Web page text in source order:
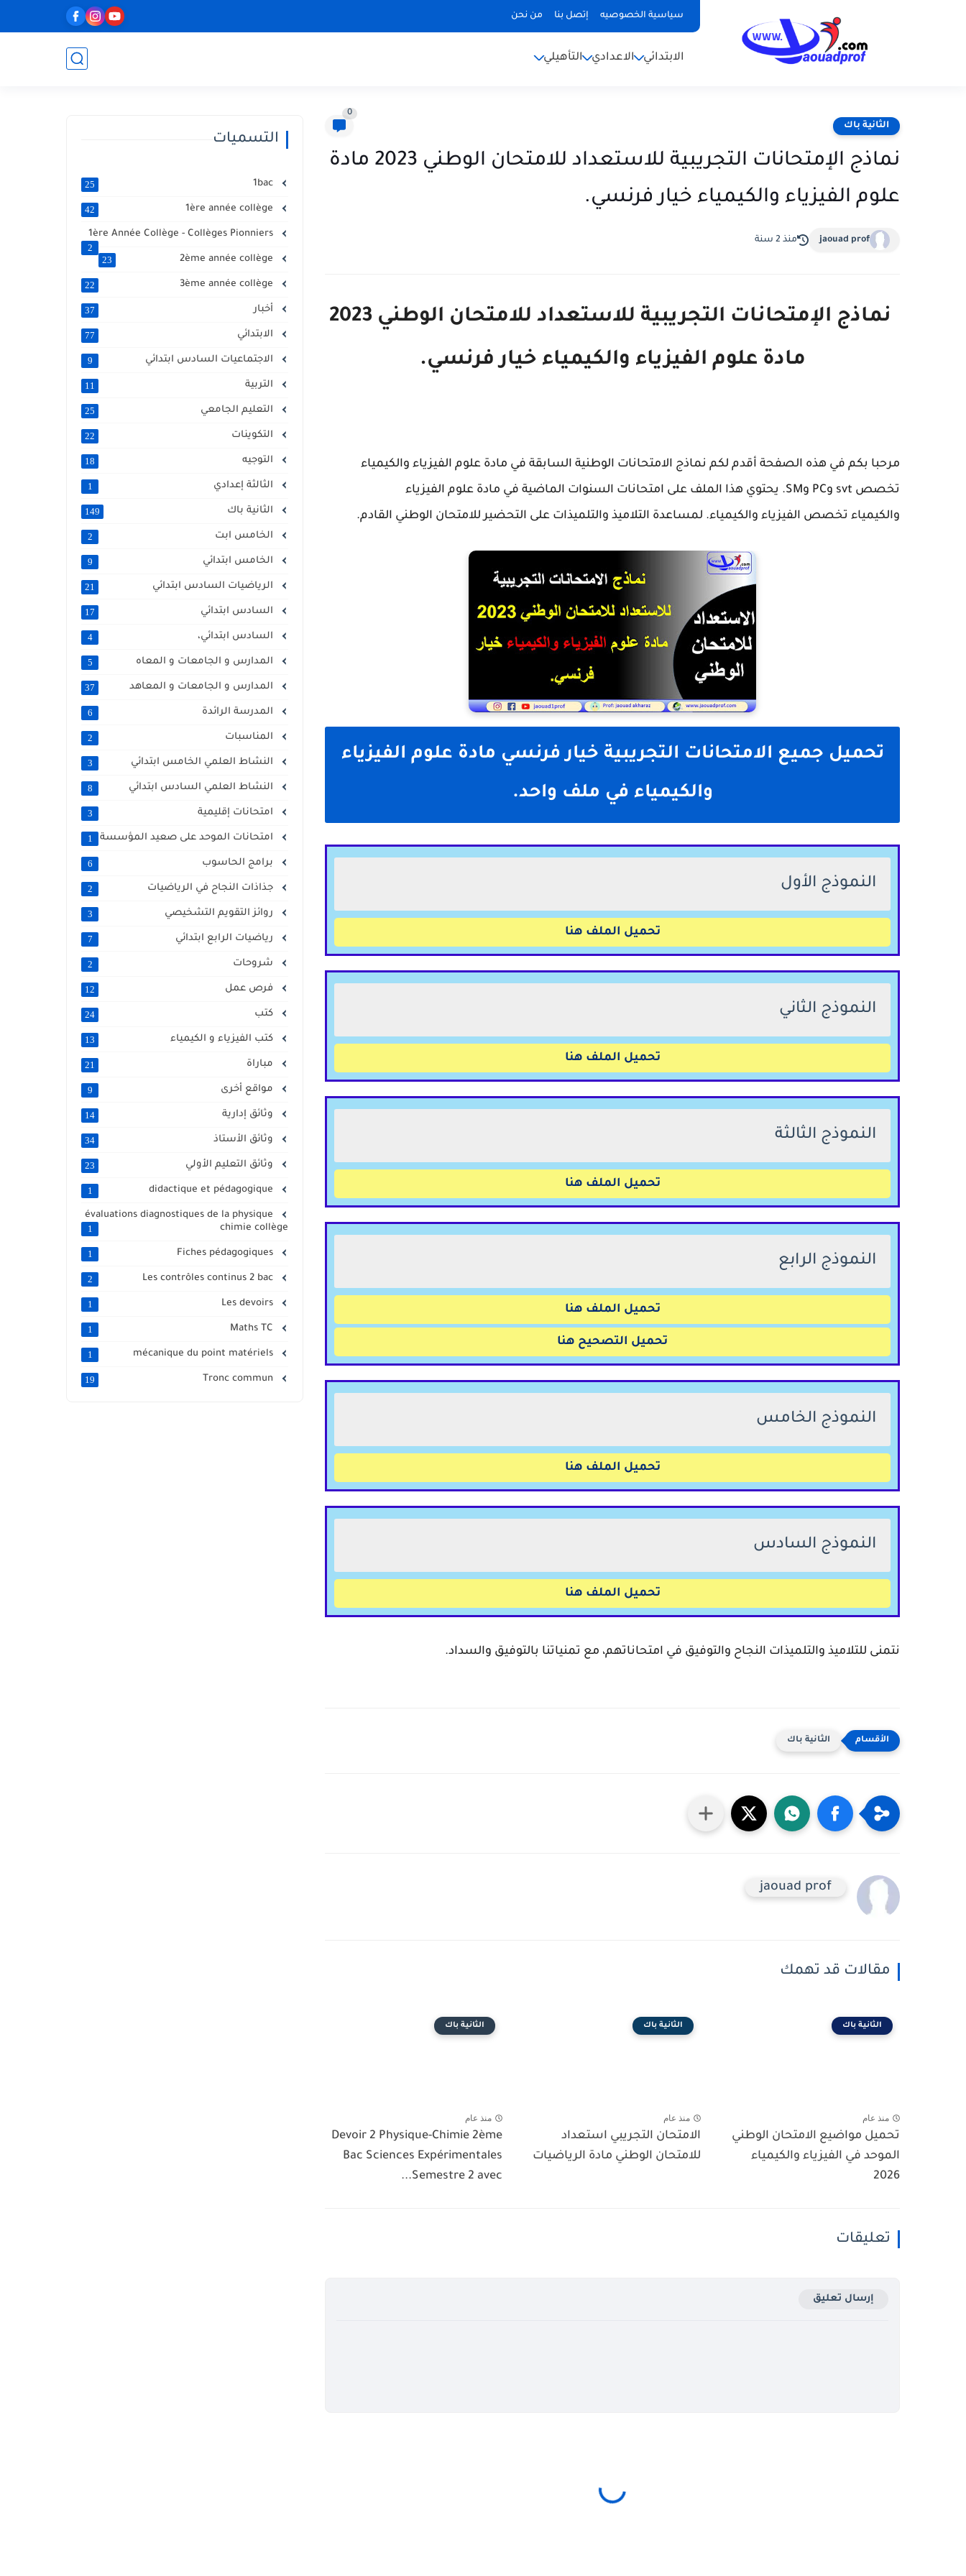
سياسية الخصوصيه إتصل بنا من نحن
الابتدائي الاعدادي التأهيلي
الثانية باك
0
نماذج الإمتحانات التجريبية للاستعداد للامتحان الوطني 2023 مادة
علوم الفيزياء والكيمياء خيار فرنسي.
jaouad prof منذ 2 سنة
نماذج الإمتحانات التجريبية للاستعداد للامتحان الوطني 2023
مادة علوم الفيزياء والكيمياء خيار فرنسي.
مرحبا بكم في هذه الصفحة أقدم لكم نماذج الامتحانات الوطنية السابقة في مادة علوم الفيزياء والكيمياء
تخصص svt وPC وSM. يحتوي هذا الملف على امتحانات السنوات الماضية في مادة علوم الفيزياء
والكيمياء تخصص الفيزياء والكيمياء. لمساعدة التلاميذ والتلميذات على التحضير للامتحان الوطني القادم.
تحميل جميع الامتحانات التجريبية خيار فرنسي مادة علوم الفيزياء
والكيمياء في ملف واحد.
النموذج الأول
تحميل الملف هنا
النموذج الثاني
تحميل الملف هنا
النموذج الثالثة
تحميل الملف هنا
النموذج الرابع
تحميل الملف هنا
تحميل التصحيح هنا
النموذج الخامس
تحميل الملف هنا
النموذج السادس
تحميل الملف هنا
نتمنى للتلاميذ والتلميذات النجاح والتوفيق في امتحاناتهم، مع تمنياتنا بالتوفيق والسداد.
الثانية باك
jaouad prof
مقالات قد تهمك
الثانية باك
منذ عام
تحميل مواضيع الامتحان الوطني
الموحد في الفيزياء والكيمياء
2026
الثانية باك
منذ عام
الامتحان التجريبي استعداد
للامتحان الوطني مادة الرياضيات
الثانية باك
منذ عام
Devoir 2 Physique-Chimie 2ème
Bac Sciences Expérimentales
Semestre 2 avec...
تعليقات
إرسال تعليق
التسميات
1bac
25
42
1ère Année Collège - Collèges Pionniers
2
23
22
أخبار 37
الابتدائي 77
الاجتماعيات السادس ابتدائي 9
التربية 11
التعليم الجامعي 25
التكوينات 22
التوجيه 18
الثالثة إعدادي 1
الثانية باك 149
الخامس ابت 2
الخامس ابتدائي 9
الرياضيات السادس ابتدائي 21
السادس ابتدائي 17
السادس ابتدائي، 4
المدارس و الجامعات و المعاه 5
المدارس و الجامعات و المعاهد 37
المدرسة الرائدة 6
المناسبات 2
النشاط العلمي الخامس ابتدائي 3
النشاط العلمي السادس ابتدائي 8
امتحانات إقليمية 3
امتحانات الموحد على صعيد المؤسسة 1
برامج الحاسوب 6
جذاذات النجاح في الرياضيات 2
روائز التقويم التشخيصي 3
رياضيات الرابع ابتدائي 7
شروحات 2
فرص عمل 12
كتب 24
كتب الفيزياء و الكيمياء 13
مباراة 21
مواقع أخرى 9
وثائق إدارية 14
وثائق الأستاذ 34
وثائق التعليم الأولي 23
1
évaluations diagnostiques de la physique
chimie collège
1
Fiches pédagogiques
1
Les contrôles continus 2 bac
2
Les devoirs
1
1
mécanique du point matériels
1
19